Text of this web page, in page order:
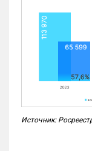
Источник: